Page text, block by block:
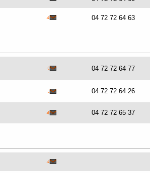
04 72 72 64 63
04 72 72 64 77
04 72 72 64 26
04 72 72 65 37